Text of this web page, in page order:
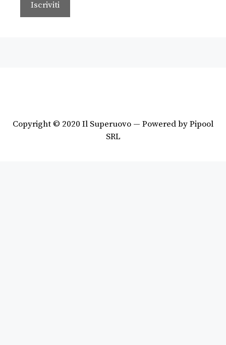
Copyright © 2020 Il Superuovo — Powered by Pipool
SRL